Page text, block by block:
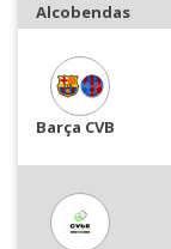
Alcobendas
Barça CVB